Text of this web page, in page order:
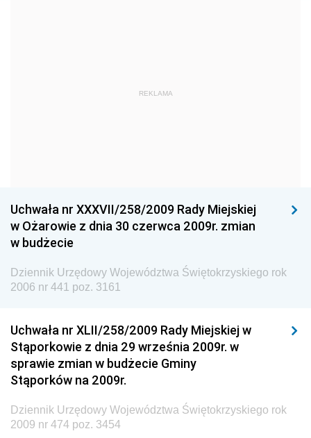
Dziennik Urzędowy Ministra Kultury i Dziedzictwa
Dziennik Urzędowy Ministra Pracy i Polityki
Społecznej
Dziennik Urzędowy Urzędu Lotnictwa Cywilnego
Dziennik Urzędowy Ministerstwa Hutnictwa i
Przemysłu Maszynowego
Dziennik Urzędowy Ministerstwa Zdrowia i Opieki
Społecznej
Dziennik Urzędowy Ministerstwa Rolnictwa, Leśnictwa
i Gospodarki Żywnościowej
REKLAMA
Uchwała nr XXXVII/258/2009 Rady Miejskiej
w Ożarowie z dnia 30 czerwca 2009r. zmian
w budżecie
Dziennik Urzędowy Województwa Świętokrzyskiego rok
2006 nr 441 poz. 3161
Uchwała nr XLII/258/2009 Rady Miejskiej w
Stąporkowie z dnia 29 września 2009r. w
sprawie zmian w budżecie Gminy
Stąporków na 2009r.
Dziennik Urzędowy Województwa Świętokrzyskiego rok
2009 nr 474 poz. 3454